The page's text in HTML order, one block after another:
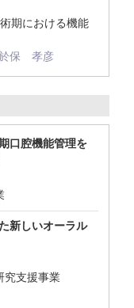
期における機能
保 孝彦
口腔機能管理を
新しいオーラル
究支援事業